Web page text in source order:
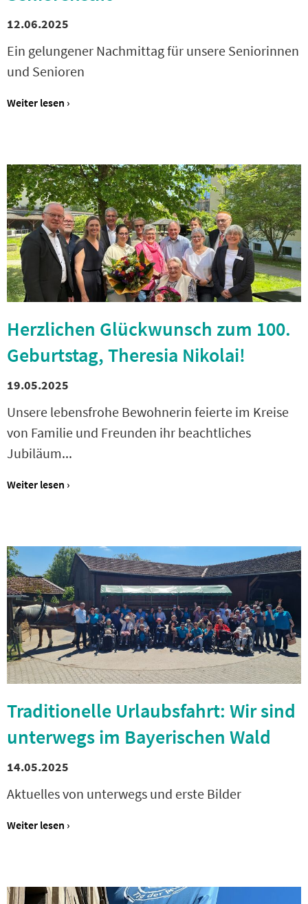
12.06.2025
Ein gelungener Nachmittag für unsere Seniorinnen
und Senioren
Weiter lesen ›
Herzlichen Glückwunsch zum 100.
Geburtstag, Theresia Nikolai!
19.05.2025
Unsere lebensfrohe Bewohnerin feierte im Kreise
von Familie und Freunden ihr beachtliches
Jubiläum...
Weiter lesen ›
Traditionelle Urlaubsfahrt: Wir sind
unterwegs im Bayerischen Wald
14.05.2025
Aktuelles von unterwegs und erste Bilder
Weiter lesen ›